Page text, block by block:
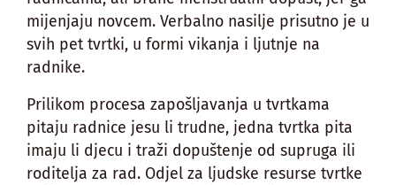
mijenjaju novcem. Verbalno nasilje prisutno je u
svih pet tvrtki, u formi vikanja i ljutnje na
radnike.
Prilikom procesa zapošljavanja u tvrtkama
pitaju radnice jesu li trudne, jedna tvrtka pita
imaju li djecu i traži dopuštenje od supruga ili
roditelja za rad. Odjel za ljudske resurse tvrtke